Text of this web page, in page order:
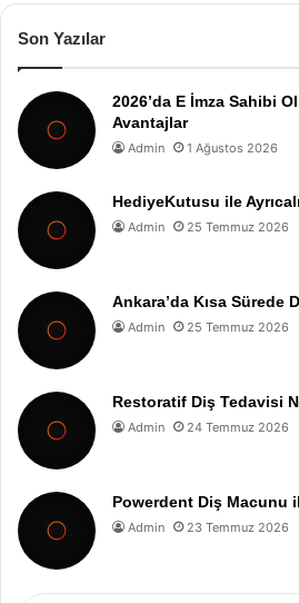
Son Yazılar
2026’da E İmza Sahibi
Avantajlar
Admin 1 Ağustos 2026
HediyeKutusu ile
Admin 25 Temmuz 2026
Ankara’da Kısa Sürede
Admin 25 Temmuz 2026
Restoratif Diş Tedavisi
Admin 24 Temmuz 2026
Powerdent Diş Macunu
Admin 23 Temmuz 2026